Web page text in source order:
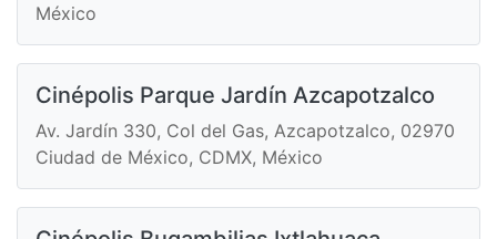
México
Cinépolis Parque Jardín Azcapotzalco
Av. Jardín 330, Col del Gas, Azcapotzalco, 02970
Ciudad de México, CDMX, México